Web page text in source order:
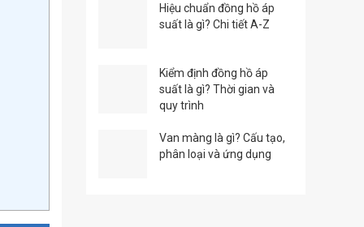
Hiệu chuẩn đồng hồ áp
suất là gì? Chi tiết A-Z
Kiểm định đồng hồ áp
suất là gì? Thời gian và
quy trình
Van màng là gì? Cấu tạo,
phân loại và ứng dụng